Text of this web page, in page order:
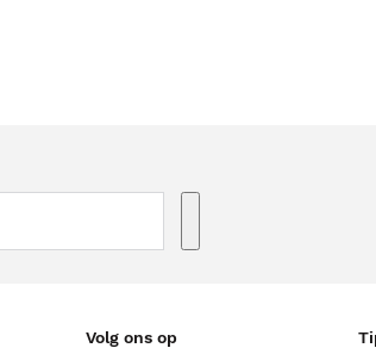
Volg ons op